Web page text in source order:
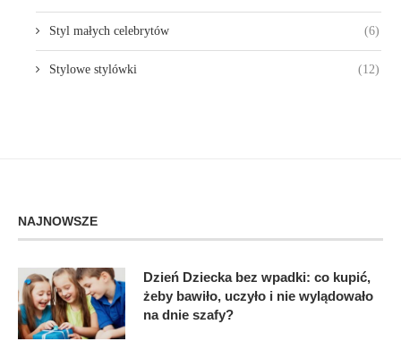
Styl małych celebrytów (6)
Stylowe stylówki (12)
NAJNOWSZE
Dzień Dziecka bez wpadki: co kupić,
żeby bawiło, uczyło i nie wylądowało
na dnie szafy?